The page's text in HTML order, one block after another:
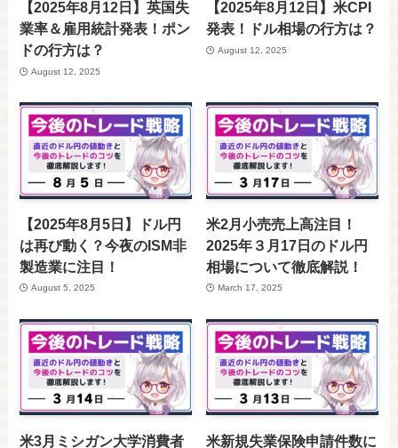
【2025年8月12日】英国失
業率＆雇用統計発表！ポン
ドの行方は？
August 12, 2025
【2025年8月12日】米CPI
発表！ドル相場の行方は？
August 12, 2025
【2025年8月5日】ドル円
は再び動く？今夜のISM非
製造業に注目！
August 5, 2025
米2月小売売上高注目！
2025年３月17日のドル円
相場について徹底解説！
March 17, 2025
米3月ミシガン大学消費者
米新規失業保険申請件数に